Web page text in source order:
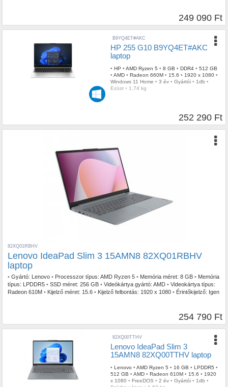
249 090 Ft
B9YQ4ET#AKC
HP 255 G10 B9YQ4ET#AKC
laptop
• HP • AMD Ryzen 5 • 8 GB • DDR4 • 512 GB
• AMD • Radeon 660M • 15.6 • 1920 x 1080 •
Windows 11 Home • 3 év • Gyártói • 1db •
Ezüst • 1,74 kg
252 290 Ft
82XQ01RBHV
Lenovo IdeaPad Slim 3 15AMN8 82XQ01RBHV
laptop
• Gyártó: Lenovo • Processzor típus: AMD Ryzen 5 • Memória méret: 8 GB • Memória
típus: LPDDR5 • SSD méret: 256 GB • Videókártya gyártó: AMD • Videokártya típus:
Radeon 610M • Kijelző méret: 15.6 • Kijelző felbontás: 1920 x 1080 • Érintőkijelző: Igen
254 790 Ft
82XQ00TTHV
Lenovo IdeaPad Slim 3
15AMN8 82XQ00TTHV laptop
• Lenovo • AMD Ryzen 5 • 16 GB • LPDDR5 •
512 GB • AMD • Radeon 610M • 15.6 • 1920
x 1080 • FreeDOS • 2 év • Gyártói • 1db •